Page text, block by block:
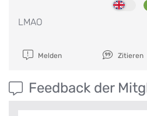
LMAO
Melden Zitieren
Feedback der